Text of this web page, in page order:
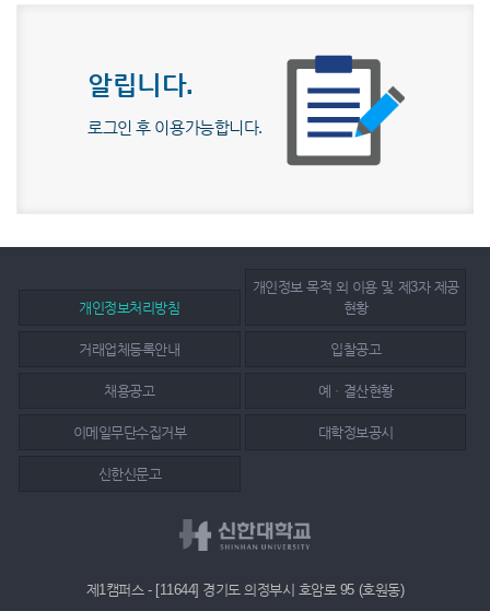
알립니다.
로그인 후 이용가능합니다.
개인정보처리방침
개인정보 목적 외 이용 및 제3자 제공
현황
거래업체등록안내 입찰공고
채용공고 예ㆍ결산현황
이메일무단수집거부 대학정보공시
신한신문고
제1캠퍼스 - [11644] 경기도 의정부시 호암로 95 (호원동)